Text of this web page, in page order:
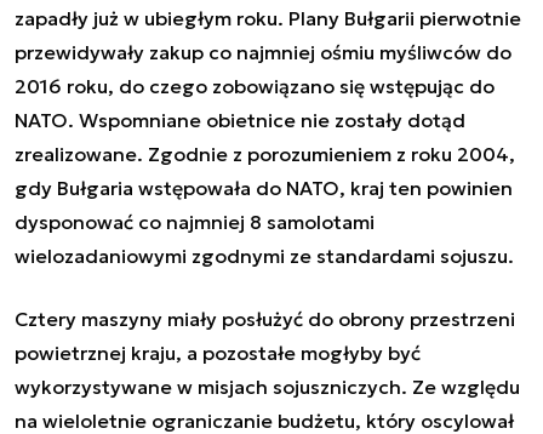
zapadły już w ubiegłym roku. Plany Bułgarii pierwotnie
przewidywały zakup co najmniej ośmiu myśliwców do
2016 roku, do czego zobowiązano się wstępując do
NATO. Wspomniane obietnice nie zostały dotąd
zrealizowane. Zgodnie z porozumieniem z roku 2004,
gdy Bułgaria wstępowała do NATO, kraj ten powinien
dysponować co najmniej 8 samolotami
wielozadaniowymi zgodnymi ze standardami sojuszu.
Cztery maszyny miały posłużyć do obrony przestrzeni
powietrznej kraju, a pozostałe mogłyby być
wykorzystywane w misjach sojuszniczych. Ze względu
na wieloletnie ograniczanie budżetu, który oscylował